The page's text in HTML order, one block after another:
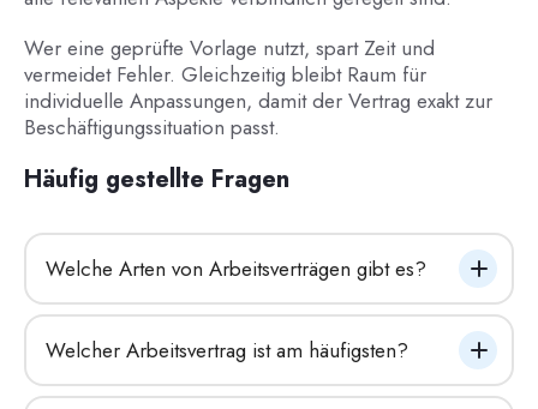
Wer eine geprüfte Vorlage nutzt, spart Zeit und
vermeidet Fehler. Gleichzeitig bleibt Raum für
individuelle Anpassungen, damit der Vertrag exakt zur
Beschäftigungssituation passt.
Häufig gestellte Fragen
Welche Arten von Arbeitsverträgen gibt es?
Welcher Arbeitsvertrag ist am häufigsten?